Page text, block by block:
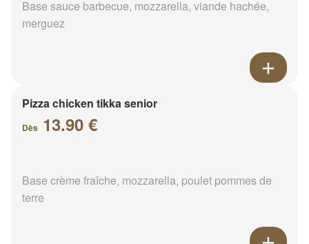
Base sauce barbecue, mozzarella, viande hachée,
merguez
Pizza chicken tikka senior
Dès 13.90 €
Base crème fraîche, mozzarella, poulet pommes de
terre